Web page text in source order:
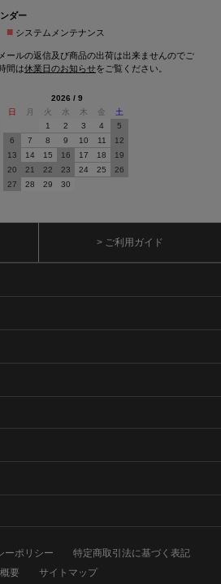
ダー
■ システムメンテナンス
ールの返信及び商品の出荷は出来ませんのでご
間は休業日のお知らせをご覧ください。
2026 / 9
日
月 火 水 木 金
土
1
2 3 4
5
6
7 8 9 10 11
12
13
14 15 16 17 18
19
20
21 22 23 24 25
26
27
28 29 30
> ご利用ガイド
ーポリシー
特定商取引法に基づく表記
要
サイトマップ